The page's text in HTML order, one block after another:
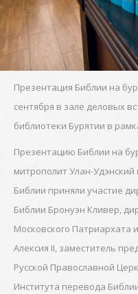
Презентация Библии на
сентября в зале деловых
библиотеки Бурятии в
Презентацию Библии на
митрополит Улан-
Библии приняли участие
Библии Бронуэн Кливер,
Московского Патриархата
Алексия II, заместитель
Русской Православной
Института перевода